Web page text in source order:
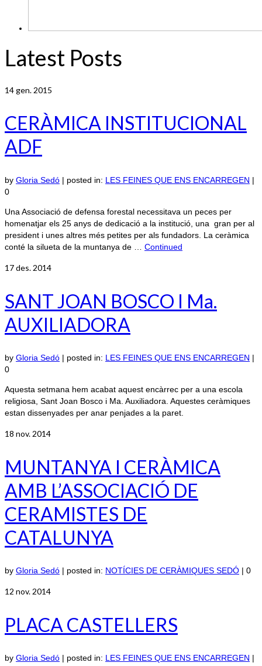
Latest Posts
14gen. 2015
CERÀMICA INSTITUCIONAL
ADF
by Gloria Sedó | posted in: LES FEINES QUE ENS ENCARREGEN |
0
Una Associació de defensa forestal necessitava un peces per
homenatjar els 25 anys de dedicació a la institució, una gran per al
president i unes altres més petites per als fundadors. La ceràmica
conté la silueta de la muntanya de … Continued
17des. 2014
SANT JOAN BOSCO I Ma.
AUXILIADORA
by Gloria Sedó | posted in: LES FEINES QUE ENS ENCARREGEN |
0
Aquesta setmana hem acabat aquest encàrrec per a una escola
religiosa, Sant Joan Bosco i Ma. Auxiliadora. Aquestes ceràmiques
estan dissenyades per anar penjades a la paret.
18 nov. 2014
MUNTANYA I CERÀMICA
AMB L’ASSOCIACIÓ DE
CERAMISTES DE
CATALUNYA
by Gloria Sedó | posted in: NOTÍCIES DE CERÀMIQUES SEDÓ | 0
12 nov. 2014
PLACA CASTELLERS
by Gloria Sedó | posted in: LES FEINES QUE ENS ENCARREGEN |